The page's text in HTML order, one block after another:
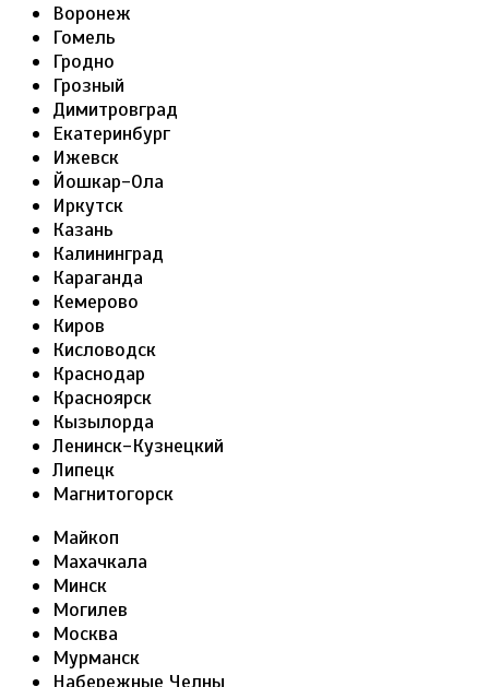
Воронеж
Гомель
Гродно
Грозный
Димитровград
Екатеринбург
Ижевск
Йошкар-Ола
Иркутск
Казань
Калининград
Караганда
Кемерово
Киров
Кисловодск
Краснодар
Красноярск
Кызылорда
Ленинск-Кузнецкий
Липецк
Магнитогорск
Майкоп
Махачкала
Минск
Могилев
Москва
Мурманск
Набережные Челны